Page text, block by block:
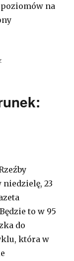
na
23
to w 95
do
która w